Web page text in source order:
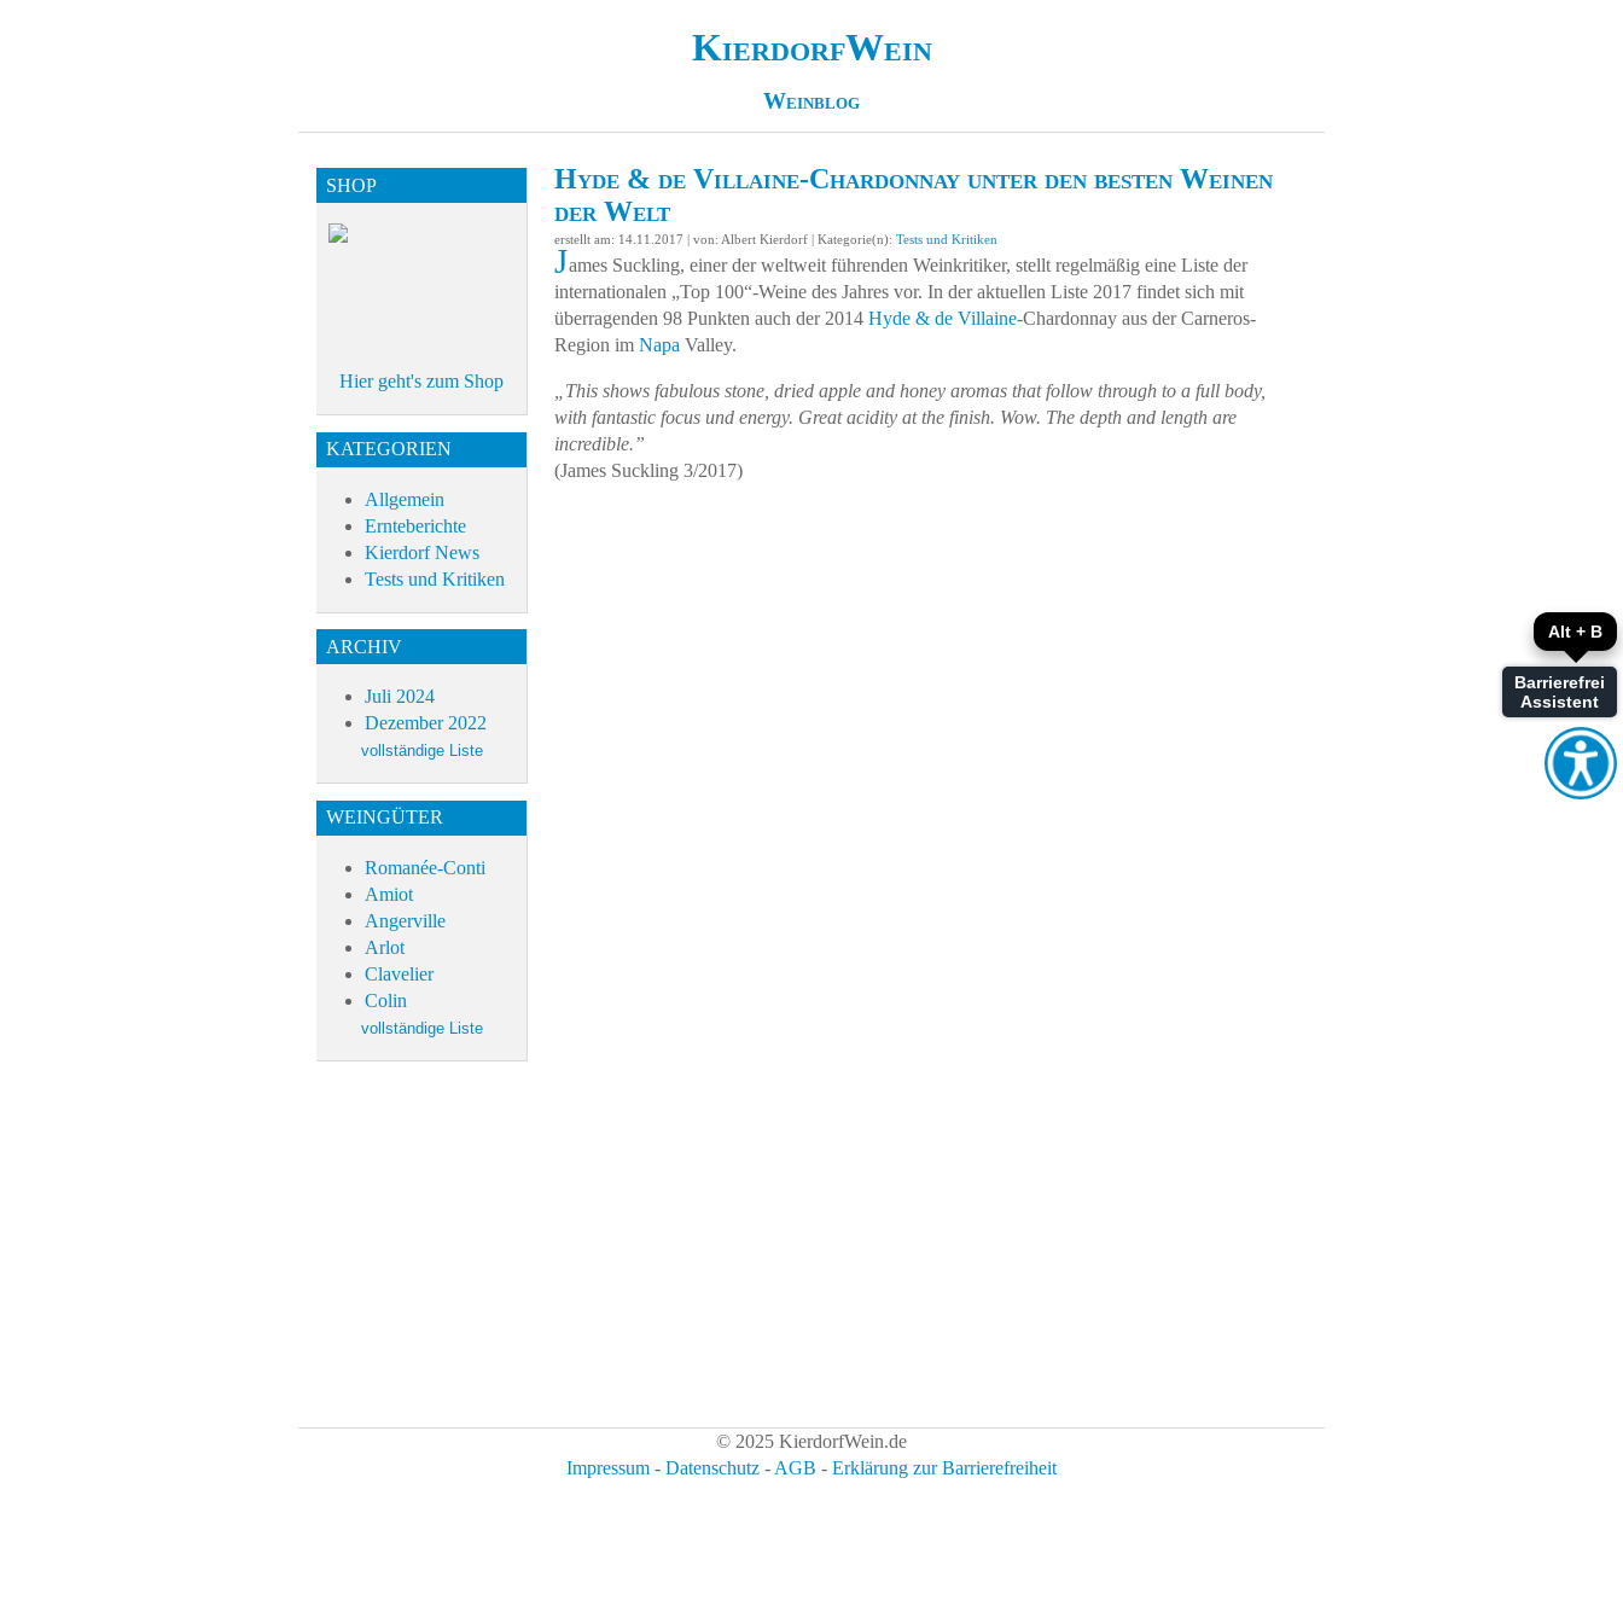
KierdorfWein
Weinblog
Hyde & de Villaine-Chardonnay unter den besten Weinen
der Welt
erstellt am: 14.11.2017 | von: Albert Kierdorf | Kategorie(n): Tests und Kritiken
James Suckling, einer der weltweit führenden Weinkritiker, stellt regelmäßig eine Liste der
internationalen „Top 100“-Weine des Jahres vor. In der aktuellen Liste 2017 findet sich mit
überragenden 98 Punkten auch der 2014 Hyde & de Villaine-Chardonnay aus der Carneros-
Region im Napa Valley.
„This shows fabulous stone, dried apple and honey aromas that follow through to a full body,
with fantastic focus und energy. Great acidity at the finish. Wow. The depth and length are
incredible.”
(James Suckling 3/2017)
SHOP
Hier geht's zum Shop
KATEGORIEN
Allgemein
Ernteberichte
Kierdorf News
Tests und Kritiken
ARCHIV
Juli 2024
Dezember 2022
WEINGÜTER
Romanée-Conti
Amiot
Angerville
Arlot
Clavelier
Colin
© 2025 KierdorfWein.de
Impressum - Datenschutz - AGB - Erklärung zur Barrierefreiheit
Alt + B
Barrierefrei
Assistent